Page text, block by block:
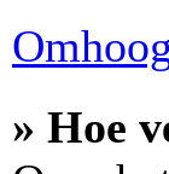
» Hoe